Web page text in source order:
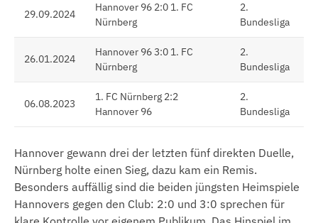
29.09.2024
Hannover 96 2:0 1. FC
Nürnberg
2.
Bundesliga
26.01.2024
Hannover 96 3:0 1. FC
Nürnberg
2.
Bundesliga
06.08.2023
1. FC Nürnberg 2:2
Hannover 96
2.
Bundesliga
Hannover gewann drei der letzten fünf direkten Duelle,
Nürnberg holte einen Sieg, dazu kam ein Remis.
Besonders auffällig sind die beiden jüngsten Heimspiele
Hannovers gegen den Club: 2:0 und 3:0 sprechen für